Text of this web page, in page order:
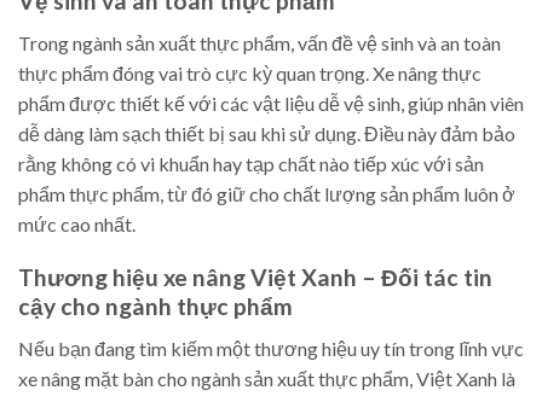
Trong ngành sản xuất thực phẩm, vấn đề vệ sinh và an toàn
thực phẩm đóng vai trò cực kỳ quan trọng. Xe nâng thực
phẩm được thiết kế với các vật liệu dễ vệ sinh, giúp nhân viên
dễ dàng làm sạch thiết bị sau khi sử dụng. Điều này đảm bảo
rằng không có vi khuẩn hay tạp chất nào tiếp xúc với sản
phẩm thực phẩm, từ đó giữ cho chất lượng sản phẩm luôn ở
mức cao nhất.
Thương hiệu xe nâng Việt Xanh – Đối tác tin
cậy cho ngành thực phẩm
Nếu bạn đang tìm kiếm một thương hiệu uy tín trong lĩnh vực
xe nâng mặt bàn cho ngành sản xuất thực phẩm, Việt Xanh là